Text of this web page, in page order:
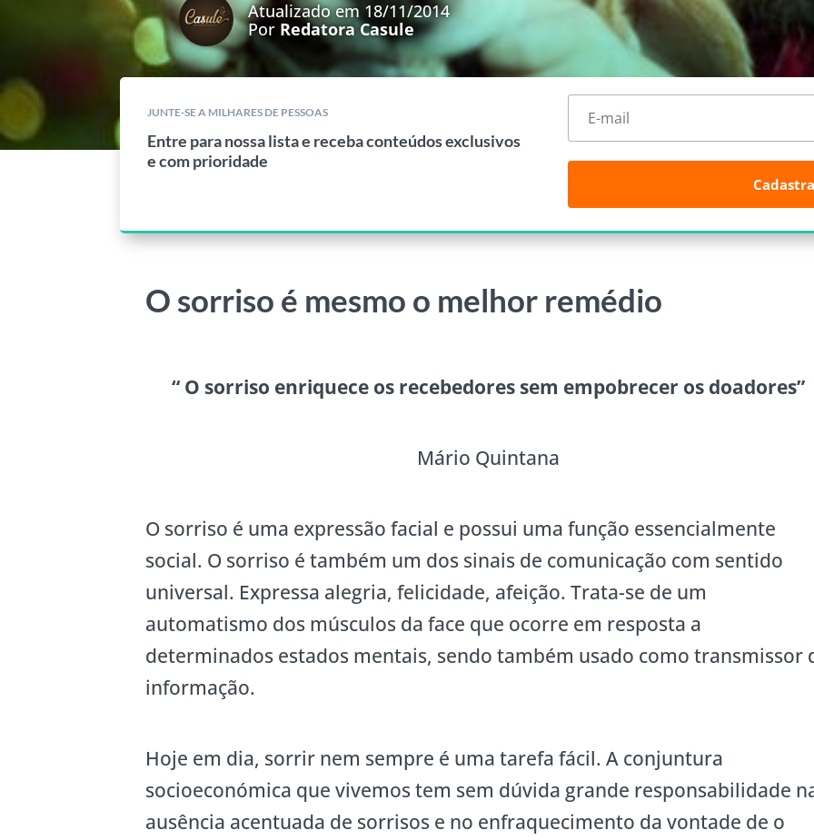
Atualizado em 18/11/2014
Por Redatora Casule
JUNTE-SE A MILHARES DE PESSOAS
Entre para nossa lista e receba conteúdos exclusivos
e com prioridade
O sorriso é mesmo o melhor remédio
“ O sorriso enriquece os recebedores sem empobrecer os doadores”
Mário Quintana
O sorriso é uma expressão facial e possui uma função essencialmente
social. O sorriso é também um dos sinais de comunicação com sentido
universal. Expressa alegria, felicidade, afeição. Trata-se de um
automatismo dos músculos da face que ocorre em resposta a
determinados estados mentais, sendo também usado como transmissor
informação.
Hoje em dia, sorrir nem sempre é uma tarefa fácil. A conjuntura
socioeconómica que vivemos tem sem dúvida grande responsabilidade
ausência acentuada de sorrisos e no enfraquecimento da vontade de o